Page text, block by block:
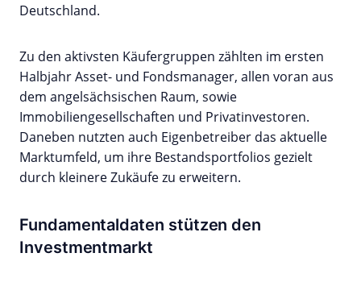
Deutschland.
Zu den aktivsten Käufergruppen zählten im ersten
Halbjahr Asset- und Fondsmanager, allen voran aus
dem angelsächsischen Raum, sowie
Immobiliengesellschaften und Privatinvestoren.
Daneben nutzten auch Eigenbetreiber das aktuelle
Marktumfeld, um ihre Bestandsportfolios gezielt
durch kleinere Zukäufe zu erweitern.
Fundamentaldaten stützen den
Investmentmarkt